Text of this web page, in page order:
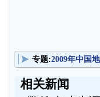
专题:2009年中国
相关新闻